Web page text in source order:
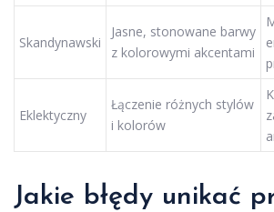
Skandynawski
Jasne, stonowane barwy
z kolorowymi akcentami
Eklektyczny
Łączenie różnych stylów
i kolorów
Jakie błędy unikać